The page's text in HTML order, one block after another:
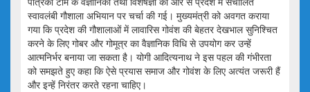
स्वावलंबी गौशाला अभियान पर चर्चा की गई। मुख्यमंत्री को अवगत कराया
गया कि प्रदेश की गौशालाओं में लावारिस गोवंश की बेहतर देखभाल सुनिश्चित
करने के लिए गोबर और गोमूत्र का वैज्ञानिक विधि से उपयोग कर उन्हें
आत्मनिर्भर बनाया जा सकता है। योगी आदित्यनाथ ने इस पहल की गंभीरता
को समझते हुए कहा कि ऐसे प्रयास समाज और गोवंश के लिए अत्यंत जरूरी हैं
और इन्हें निरंतर करते रहना चाहिए।